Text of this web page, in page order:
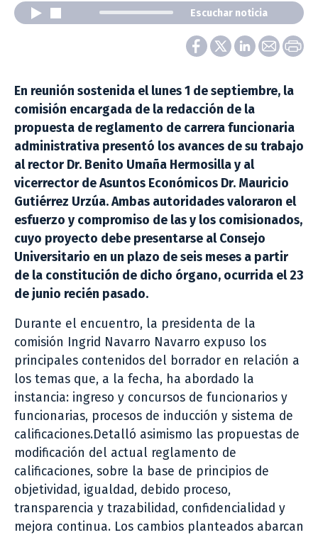
Escuchar noticia
En reunión sostenida el lunes 1 de septiembre, la
comisión encargada de la redacción de la
propuesta de reglamento de carrera funcionaria
administrativa presentó los avances de su trabajo
al rector Dr. Benito Umaña Hermosilla y al
vicerrector de Asuntos Económicos Dr. Mauricio
Gutiérrez Urzúa. Ambas autoridades valoraron el
esfuerzo y compromiso de las y los comisionados,
cuyo proyecto debe presentarse al Consejo
Universitario en un plazo de seis meses a partir
de la constitución de dicho órgano, ocurrida el 23
de junio recién pasado.
Durante el encuentro, la presidenta de la
comisión Ingrid Navarro Navarro expuso los
principales contenidos del borrador en relación a
los temas que, a la fecha, ha abordado la
instancia: ingreso y concursos de funcionarios y
funcionarias, procesos de inducción y sistema de
calificaciones.Detalló asimismo las propuestas de
modificación del actual reglamento de
calificaciones, sobre la base de principios de
objetividad, igualdad, debido proceso,
transparencia y trazabilidad, confidencialidad y
mejora continua. Los cambios planteados abarcan